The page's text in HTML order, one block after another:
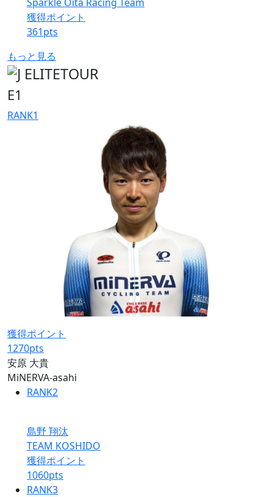
獲得ポイント
361pts
もっと見る
E1
RANK1
獲得ポイント
1270pts
安原 大貴
MiNERVA-asahi
RANK2
島野 翔汰
TEAM KOSHIDO
獲得ポイント
1060pts
RANK3